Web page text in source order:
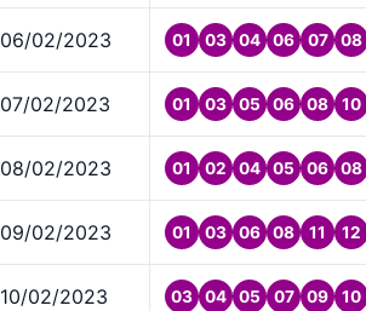
06/02/2023 01 03 04 06 07 08
07/02/2023 01 03 05 06 08 10
08/02/2023 01 02 04 05 06 08
09/02/2023 01 03 06 08 11 12
10/02/2023 03 04 05 07 09 10